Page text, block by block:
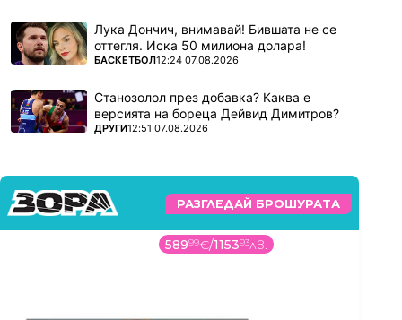
Лука Дончич, внимавай! Бившата не се
оттегля. Иска 50 милиона долара!
ПОВЕЧЕ ОТ
БАСКЕТБОЛ12:24 07.08.2026
Станозолол през добавка? Каква е
версията на бореца Дейвид Димитров?
ПОВЕЧЕ ОТ
ДРУГИ12:51 07.08.2026
РАЗГЛЕДАЙ БРОШУРАТА
59999€/117348лв.